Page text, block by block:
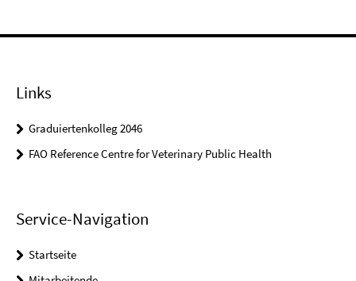
Links
Graduiertenkolleg 2046
FAO Reference Centre for Veterinary Public Health
Service-Navigation
Startseite